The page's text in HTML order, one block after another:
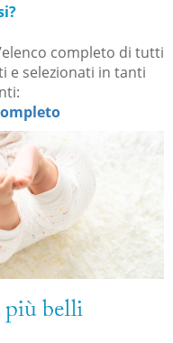
completo di tutti
e selezionati in tanti